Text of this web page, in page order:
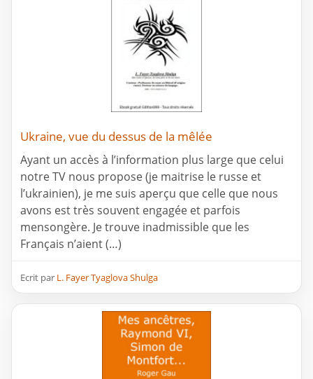
Ukraine, vue du dessus de la mêlée
Ayant un accès à l’information plus large que celui
notre TV nous propose (je maitrise le russe et
l’ukrainien), je me suis aperçu que celle que nous
avons est très souvent engagée et parfois
mensongère. Je trouve inadmissible que les
Français n’aient (…)
Ecrit par L. Fayer Tyaglova Shulga